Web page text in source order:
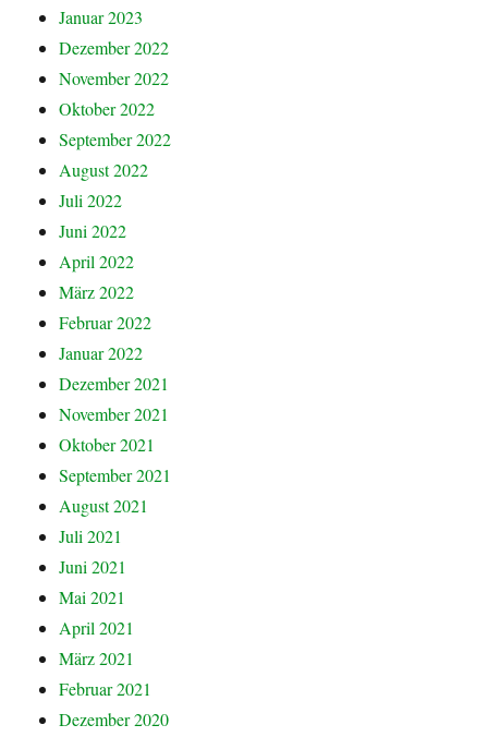
Januar 2023
Dezember 2022
November 2022
Oktober 2022
September 2022
August 2022
Juli 2022
Juni 2022
April 2022
März 2022
Februar 2022
Januar 2022
Dezember 2021
November 2021
Oktober 2021
September 2021
August 2021
Juli 2021
Juni 2021
Mai 2021
April 2021
März 2021
Februar 2021
Dezember 2020